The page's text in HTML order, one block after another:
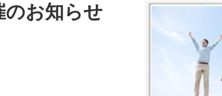
お知らせ